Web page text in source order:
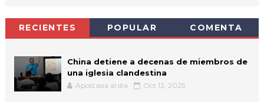
RECIENTES POPULAR COMENTA
China detiene a decenas de miembros de
una iglesia clandestina
Apostasia al dia Oct 12, 2025